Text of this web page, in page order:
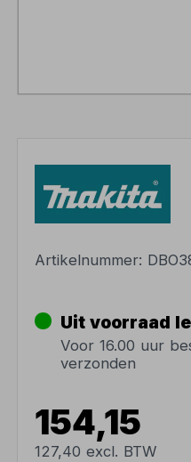
Artikelnummer:
Uit voorraad
Voor 16.00 uur
verzonden
154,15
127,40 excl. BTW